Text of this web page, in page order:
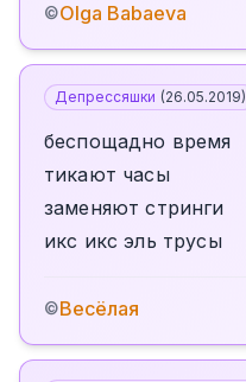
©Olga Babaeva
Депрессяшки (26.05.2019)
беспощадно время
тикают часы
заменяют стринги
икс икс эль трусы
©Весёлая